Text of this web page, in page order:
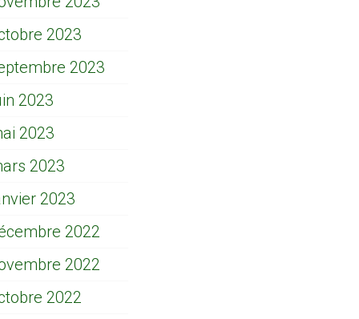
2023
2023
2023
2023
2023
2023
2022
2022
2022